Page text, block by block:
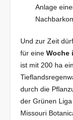
Anlage
Und zur Zeit
für eineWoche
ist mit 200 ha
durch die
der Grünen
Missouri